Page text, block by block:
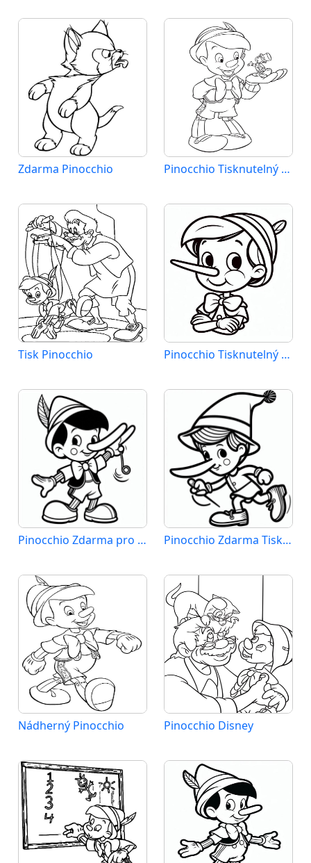
Zdarma Pinocchio Pinocchio Tisknutelný Zdarma
Tisk Pinocchio Pinocchio Tisknutelný pro Děti
Pinocchio Zdarma pro Děti Pinocchio Zdarma Tisknutelný
Nádherný Pinocchio Pinocchio Disney